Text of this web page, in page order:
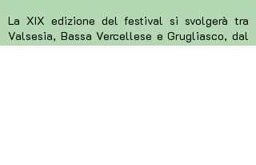
La XIX edizione del festival si svolgerà tra
Valsesia, Bassa Vercellese e Grugliasco, dal